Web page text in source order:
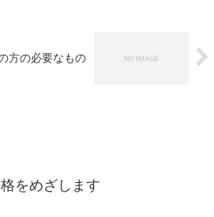
方の必要なもの
をめざします